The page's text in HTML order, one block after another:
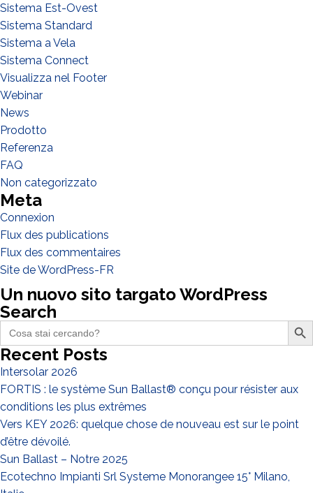
Sistema Est-Ovest
Sistema Standard
Sistema a Vela
Sistema Connect
Visualizza nel Footer
Webinar
News
Prodotto
Referenza
FAQ
Non categorizzato
Meta
Connexion
Flux des publications
Flux des commentaires
Site de WordPress-FR
Un nuovo sito targato WordPress
Search
Search
for:
Search Button
Recent Posts
Intersolar 2026
FORTIS : le système Sun Ballast® conçu pour résister aux
conditions les plus extrêmes
Vers KEY 2026: quelque chose de nouveau est sur le point
d’être dévoilé.
Sun Ballast – Notre 2025
Ecotechno Impianti Srl Systeme Monorangee 15° Milano,
J'ai lu et j'accepte la